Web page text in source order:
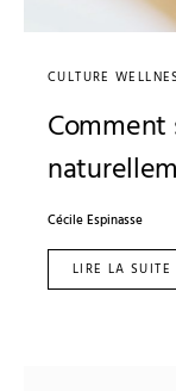
CULTURE
Comment
Cécile Espinasse
LIRE LA SUITE